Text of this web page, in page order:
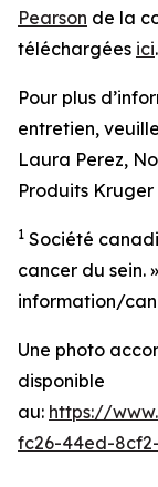
Pearson de la
téléchargées ici.
Pour plus
entretien,
Laura Perez,
Produits Kruger
1 Société
cancer du
information/
Une photo
disponible
au: https://
fc26-44ed-